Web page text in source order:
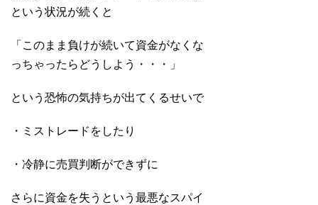
という状況が続くと
「このまま負けが続いて資金がなくな
っちゃったらどうしよう・・・」
という恐怖の気持ちが出てくるせいで
・ミストレードをしたり
・冷静に売買判断ができずに
さらに資金を失うという最悪なスパイ